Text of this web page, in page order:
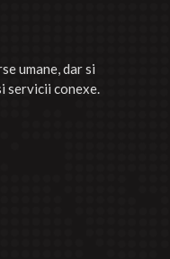
umane, dar si
servicii conexe.